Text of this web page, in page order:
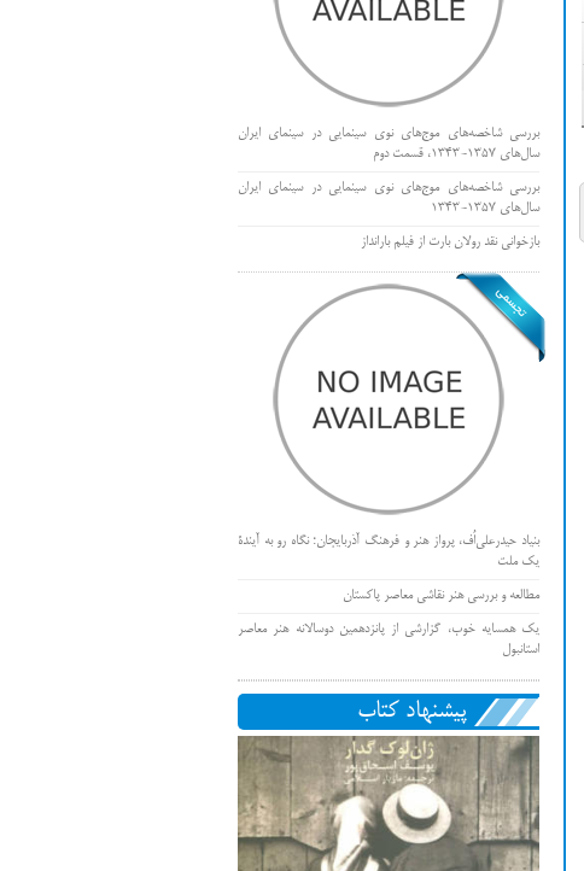
بررسی شاخصه‌های موج‌های نوی سینمایی در سینمای ایران
سال‌های 1357-1343، قسمت دوم
بررسی شاخصه‌های موج‌های نوی سینمایی در سینمای ایران
سال‌های 1357-1343
بازخوانی نقد رولان بارت از فیلم بارانداز
بنیاد حیدرعلی‌اُف، پرواز هنر و فرهنگ آذربایجان؛ نگاه رو به آیندۀ
یک ملت
مطالعه و بررسی هنر نقاشی معاصر پاکستان
یک همسایه خوب، گزارشی از پانزدهمین دوسالانه هنر معاصر
استانبول
پیشنهاد کتاب